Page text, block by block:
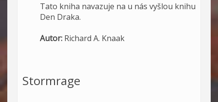
Tato kniha navazuje na u nás vyšlou knihu
Den Draka.
Autor: Richard A. Knaak
Stormrage